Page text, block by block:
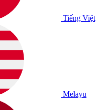
Tiếng Việt
Melayu